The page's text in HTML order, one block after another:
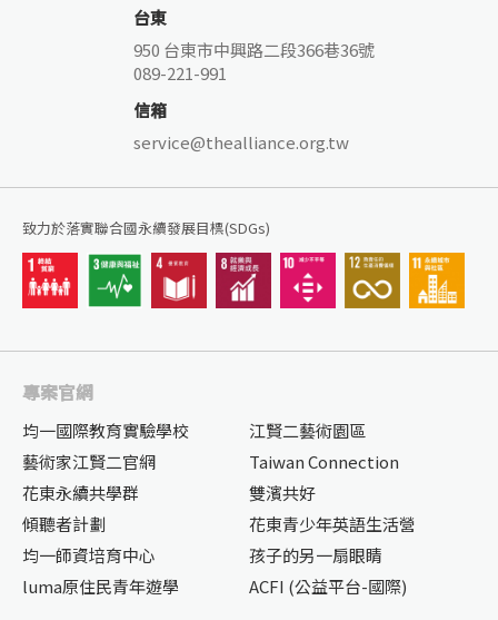
台東
950 台東市中興路二段366巷36號
089-221-991
信箱
service@thealliance.org.tw
致力於落實聯合國永續發展目標(SDGs)
專案官網
均一國際教育實驗學校
江賢二藝術園區
藝術家江賢二官網
Taiwan Connection
花東永續共學群
雙濱共好
傾聽者計劃
花東青少年英語生活營
均一師資培育中心
孩子的另一扇眼睛
luma原住民青年遊學
ACFI (公益平台-國際)